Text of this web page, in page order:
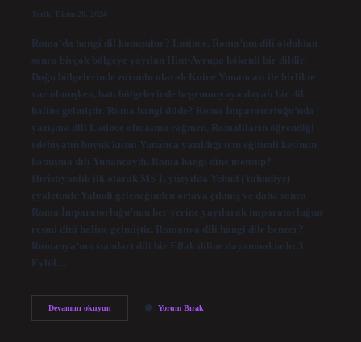
Tarih: Ekim 20, 2024
Roma’da hangi dil konuşulur? Latince, Roma’nın dili olduktan
sonra birçok bölgeye yayılan Hint-Avrupa kökenli bir dildir.
Doğu bölgelerinde zorunlu olarak Koine Yunancası ile birlikte
var olmuşken, batı bölgelerinde hegemonyaya dayalı bir dil
haline gelmiştir. Roma hangi dilde? Roma İmparatorluğu’nda
yazışma dili Latince olmasına rağmen, Romalıların öğrendiği
edebiyatın büyük kısmı Yunanca yazıldığı için eğitimli kesimin
konuşma dili Yunancaydı. Roma hangi dine mensup?
Hıristiyanlık ilk olarak MS 1. yüzyılda Yehud (Yahudiye)
eyaletinde Yahudi geleneğinden ortaya çıkmış ve daha sonra
Roma İmparatorluğu’nun her yerine yayılarak imparatorluğun
resmi dini haline gelmiştir. Romanya dili hangi dile benzer?
Romanya’nın standart dili bir Eflak diline dayanmaktadır.3
Eylül…
Devamını okuyunRoma
Yorum Bırak